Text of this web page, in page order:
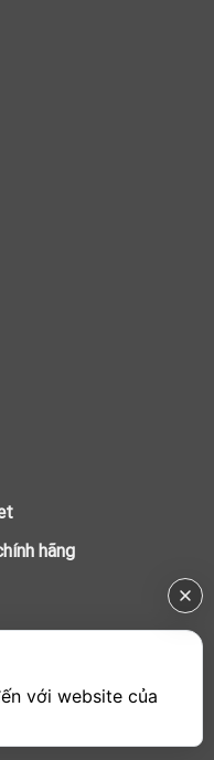
hãng
Kho, Quận 1, Thành
với website của